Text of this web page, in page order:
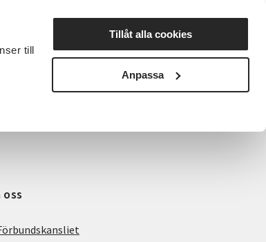
till
Tillåt alla cookies
Anpassa
Nyheter Avdelningar